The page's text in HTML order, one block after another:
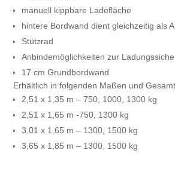
manuell kippbare Ladefläche
hintere Bordwand dient gleichzeitig als
Stützrad
Anbindemöglichkeiten zur
17 cm Grundbordwand
Erhältlich in folgenden Maßen und
2,51 x 1,35 m – 750, 1000, 1300 kg
2,51 x 1,65 m -750, 1300 kg
3,01 x 1,65 m – 1300, 1500 kg
3,65 x 1,85 m – 1300, 1500 kg